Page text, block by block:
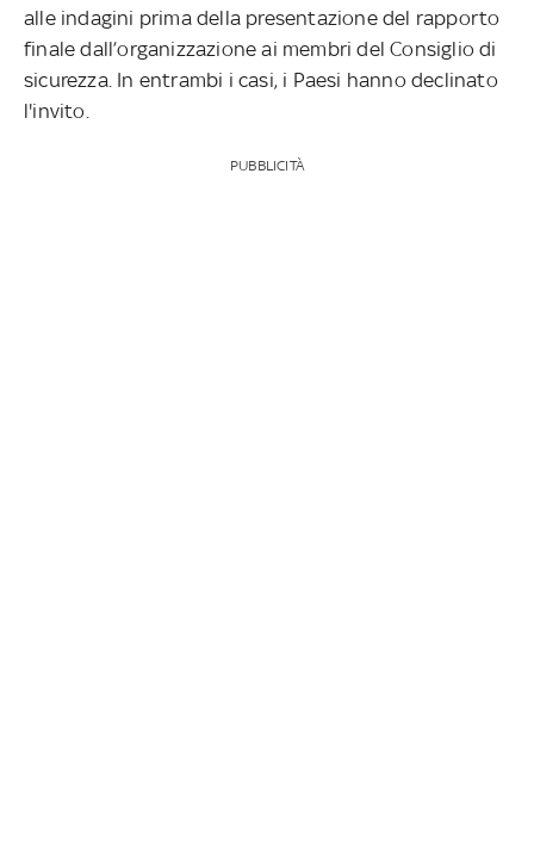
alle indagini prima della presentazione del rapporto
finale dall’organizzazione ai membri del Consiglio di
sicurezza. In entrambi i casi, i Paesi hanno declinato
l'invito.
PUBBLICITÀ